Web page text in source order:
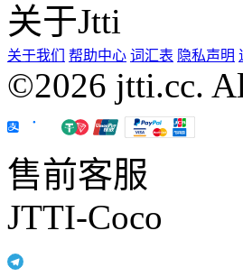
关于Jtti
关于我们 帮助中心 词汇表 隐私声明
©2026 jtti.cc.
售前客服
JTTI-Coco